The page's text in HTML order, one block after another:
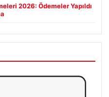
2026: Ödemeler Yapıldı